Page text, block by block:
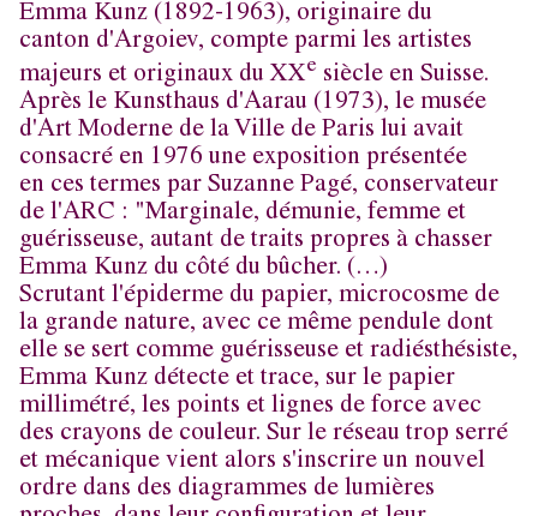
Emma Kunz (1892-1963), originaire du
canton d'Argoiev, compte parmi les artistes
majeurs et originaux du XXe siècle en Suisse.
Après le Kunsthaus d'Aarau (1973), le musée
d'Art Moderne de la Ville de Paris lui avait
consacré en 1976 une exposition présentée
en ces termes par Suzanne Pagé, conservateur
de l'ARC : "Marginale, démunie, femme et
guérisseuse, autant de traits propres à chasser
Emma Kunz du côté du bûcher. (…)
Scrutant l'épiderme du papier, microcosme de
la grande nature, avec ce même pendule dont
elle se sert comme guérisseuse et radiésthésiste,
Emma Kunz détecte et trace, sur le papier
millimétré, les points et lignes de force avec
des crayons de couleur. Sur le réseau trop serré
et mécanique vient alors s'inscrire un nouvel
ordre dans des diagrammes de lumières